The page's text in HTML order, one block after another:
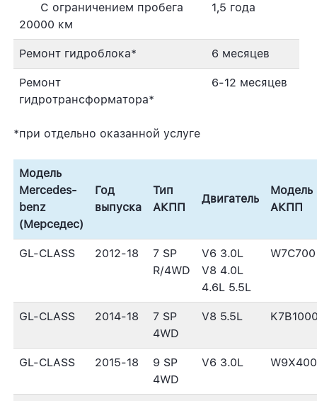
С ограничением пробега
20000 км
1,5 года
Ремонт гидроблока* 6 месяцев
Ремонт
гидротрансформатора*
6-12 месяцев
*при отдельно оказанной услуге
Модель
Mercedes-
benz
(Мерседес)
Год
выпуска
Тип
АКПП
Двигатель
Модель
АКПП
GL-CLASS 2012-18
7 SP
R/4WD
V6 3.0L
V8 4.0L
4.6L 5.5L
W7C700
GL-CLASS 2014-18
7 SP
4WD
V8 5.5L
GL-CLASS 2015-18
9 SP
4WD
V6 3.0L